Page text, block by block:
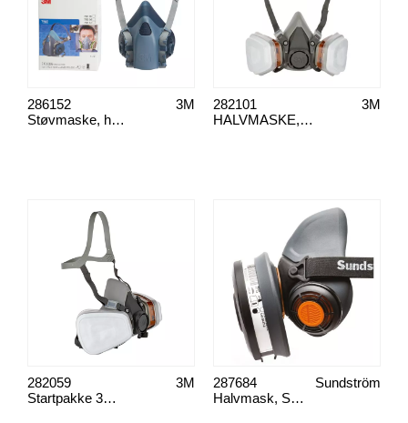
Støvmaske, halvmaske, 3M 7503 silikon L
3M
286152
HALVMASKE, 3M 6002PRO A2P3
3M
282101
Startpakke 3M 6002C1
3M
282059
Halvmask, SR 900 TPE S
Sundström
287684